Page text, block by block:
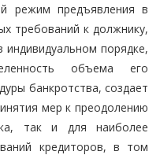
режим предъявления в
требований к должнику,
индивидуальном порядке,
объема его
банкротства, создает
мер к преодолению
так и для наиболее
кредиторов, в том